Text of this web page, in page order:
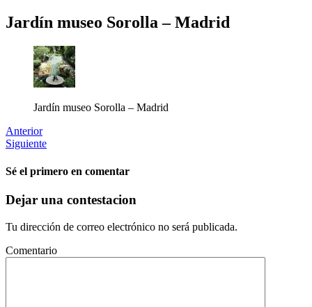
Jardín museo Sorolla – Madrid
Jardín museo Sorolla – Madrid
Anterior
Siguiente
Sé el primero en comentar
Dejar una contestacion
Tu dirección de correo electrónico no será publicada.
Comentario